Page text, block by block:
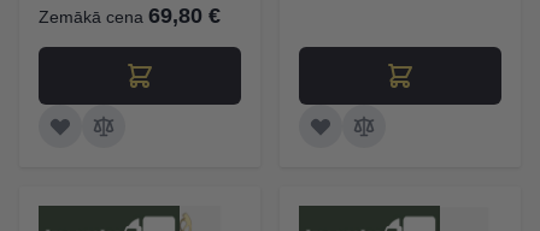
Zemākā cena 69,80 €